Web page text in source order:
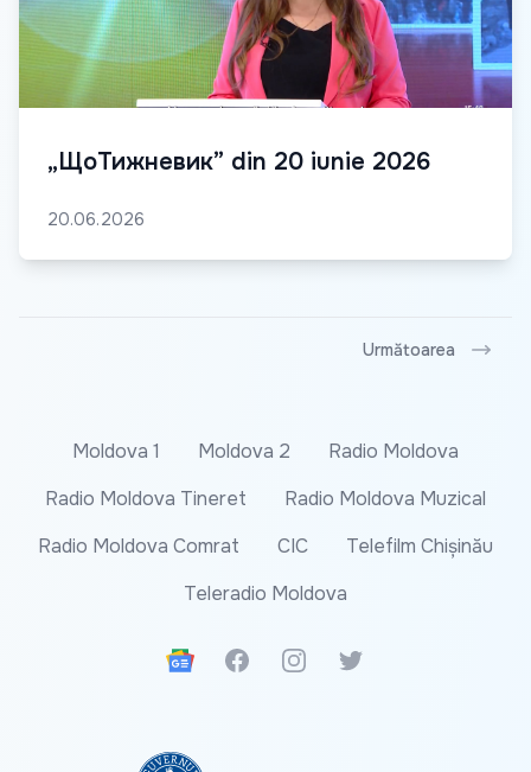
„ЩоТижневик” din 20 iunie 2026
20.06.2026
Următoarea
Moldova 1 Moldova 2
Radio Moldova
Radio Moldova Tineret
Radio Moldova Muzical
Radio Moldova Comrat
CIC
Telefilm Chișinău
Teleradio Moldova
Google News
FacebookInstagramTwitter